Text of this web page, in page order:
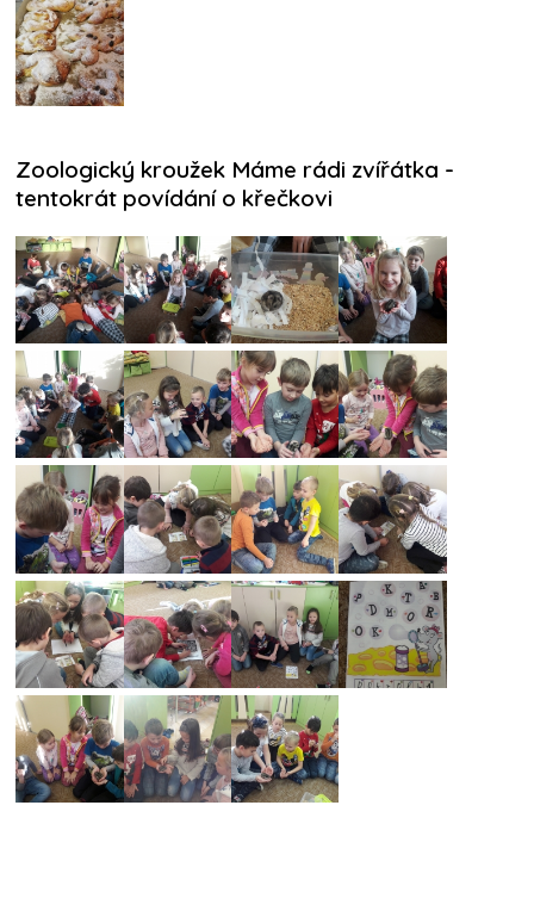
Zoologický kroužek Máme rádi zvířátka -
tentokrát povídání o křečkovi